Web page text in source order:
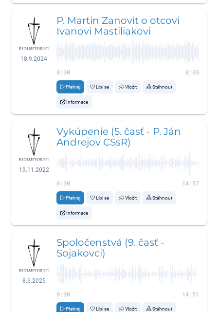
18.9.2024
P. Martin Zanovit o otcovi
Ivanovi Mastiliakovi
0:00 8:05
Přehraj Líbí se Vložit Stáhnout
Informace
19.11.2022
Vykúpenie (5. časť - P. Ján
Andrejov CSsR)
0:00 14:57
Přehraj Líbí se Vložit Stáhnout
Informace
8.6.2025
Spoločenstvá (9. časť -
Sojakovci)
0:00 14:51
Přehraj Líbí se Vložit Stáhnout